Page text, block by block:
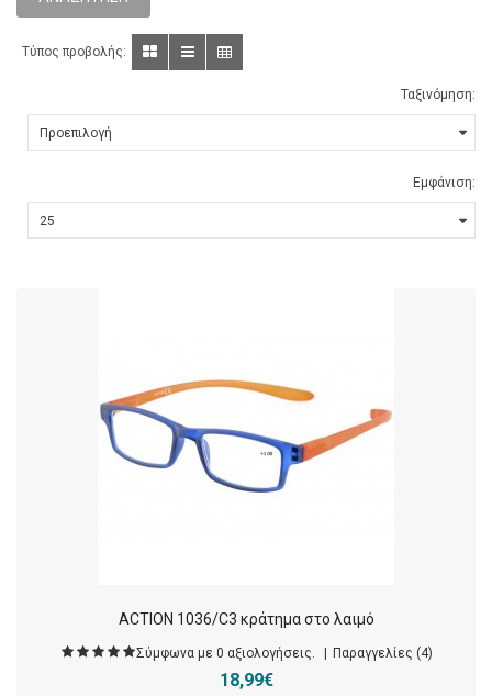
Τύπος προβολής:
Ταξινόμηση:
Εμφάνιση:
ACTION 1036/C3 κράτημα στο λαιμό
Σύμφωνα με 0 αξιολογήσεις. Παραγγελίες (4)
18,99€